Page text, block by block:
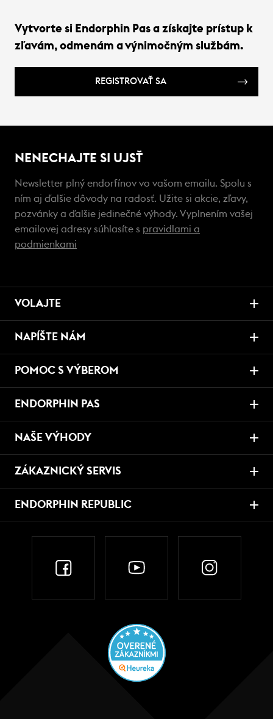
Vytvorte si Endorphin Pas a získajte prístup k
zľavám, odmenám a výnimočným službám.
REGISTROVAŤ SA
NENECHAJTE SI UJSŤ
Newsletter plný endorfínov vo vašom emailu. Spolu s
ním aj ďalšie dôvody na radosť. Užite si akcie, zľavy,
pozvánky a ďalšie jedinečné výhody. Vyplnením vašej
emailovej adresy súhlasíte s pravidlami a
podmienkami
VOLAJTE
NAPÍŠTE NÁM
POMOC S VÝBEROM
ENDORPHIN PAS
NAŠE VÝHODY
ZÁKAZNICKÝ SERVIS
ENDORPHIN REPUBLIC